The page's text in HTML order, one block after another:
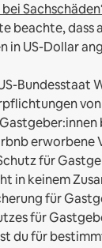
beachte, dass
in US-Dollar
Bundesstaat
erworbene
für
in keinem
für
für
du für